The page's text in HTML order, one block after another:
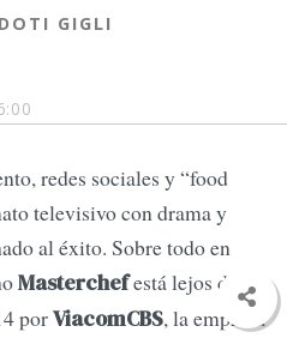
GIGLI
redes sociales y “food
televisivo con drama y
al éxito. Sobre todo en
Masterchefestá lejos de ser
porViacomCBS, la empresa